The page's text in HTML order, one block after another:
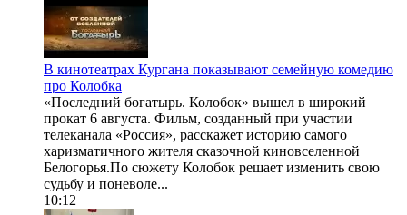
В кинотеатрах Кургана показывают семейную комедию
про Колобка
«Последний богатырь. Колобок» вышел в широкий
прокат 6 августа. Фильм, созданный при участии
телеканала «Россия», расскажет историю самого
харизматичного жителя сказочной киновселенной
Белогорья.По сюжету Колобок решает изменить свою
судьбу и поневоле...
10:12